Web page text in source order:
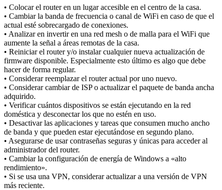
• Colocar el router en un lugar accesible en el centro de la casa.
• Cambiar la banda de frecuencia o canal de WiFi en caso de que el
actual esté sobrecargado de conexiones.
• Analizar en invertir en una red mesh o de malla para el WiFi que
aumente la señal a áreas remotas de la casa.
• Reiniciar el router y/o instalar cualquier nueva actualización de
firmware disponible. Especialmente esto último es algo que debe
hacer de forma regular.
• Considerar reemplazar el router actual por uno nuevo.
• Considerar cambiar de ISP o actualizar el paquete de banda ancha
adquirido.
• Verificar cuántos dispositivos se están ejecutando en la red
doméstica y desconectar los que no estén en uso.
• Desactivar las aplicaciones y tareas que consumen mucho ancho
de banda y que pueden estar ejecutándose en segundo plano.
• Asegurarse de usar contraseñas seguras y únicas para acceder al
administrador del router.
• Cambiar la configuración de energía de Windows a «alto
rendimiento».
• Si se usa una VPN, considerar actualizar a una versión de VPN
más reciente.